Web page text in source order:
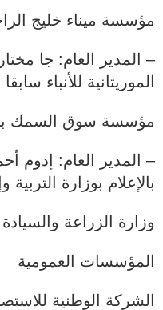
مؤسسة ميناء خليج
– المدير العام: جا
الموريتانية للأنباء سابقا
مؤسسة سوق السمك
– المدير العام: إدوم
بالإعلام بوزارة
وزارة الزراعة والسيادة
المؤسسات العمومية
الشركة الوطنية